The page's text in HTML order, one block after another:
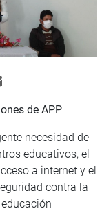
de APP
necesidad de
educativos, el
a internet y el
contra la